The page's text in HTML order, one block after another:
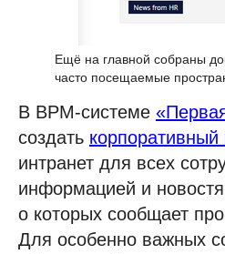
Ещё на главной собраны
часто посещаемые
В BPM-системе
создать корпоративный
интранет для всех
информацией и
о которых сообщает
Для особенно важных